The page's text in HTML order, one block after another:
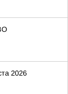
2026